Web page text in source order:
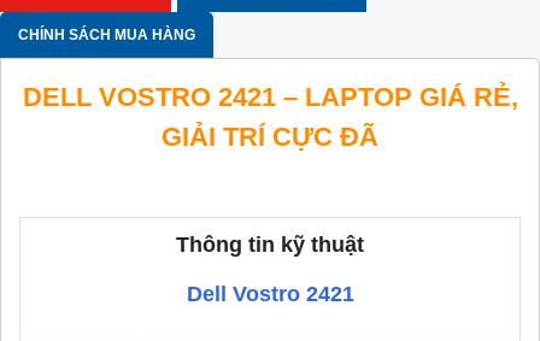
CHÍNH SÁCH MUA HÀNG
DELL VOSTRO 2421 – LAPTOP GIÁ RẺ,
GIẢI TRÍ CỰC ĐÃ
Thông tin kỹ thuật
Dell Vostro 2421